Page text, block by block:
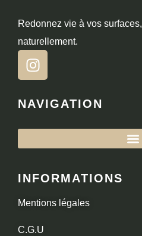
Redonnez vie à vos surfaces,
naturellement.
NAVIGATION
INFORMATIONS
Mentions légales
C.G.U